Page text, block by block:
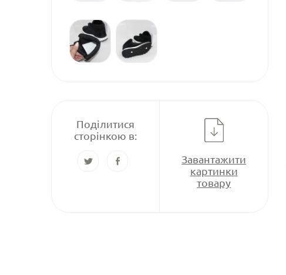
Поділитися
сторінкою в:
Завантажити
картинки
товару